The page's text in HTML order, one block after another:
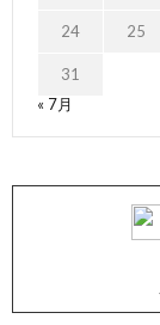
24 25
31
« 7月